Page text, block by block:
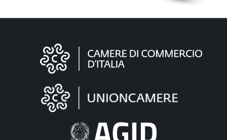
Informazioni
"Fattura
Elettronica"